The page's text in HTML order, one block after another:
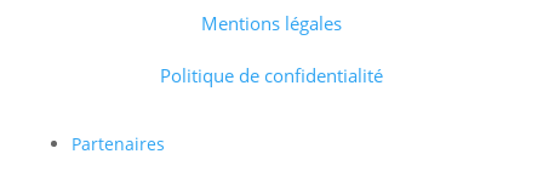
Mentions légales
Politique de confidentialité
Partenaires